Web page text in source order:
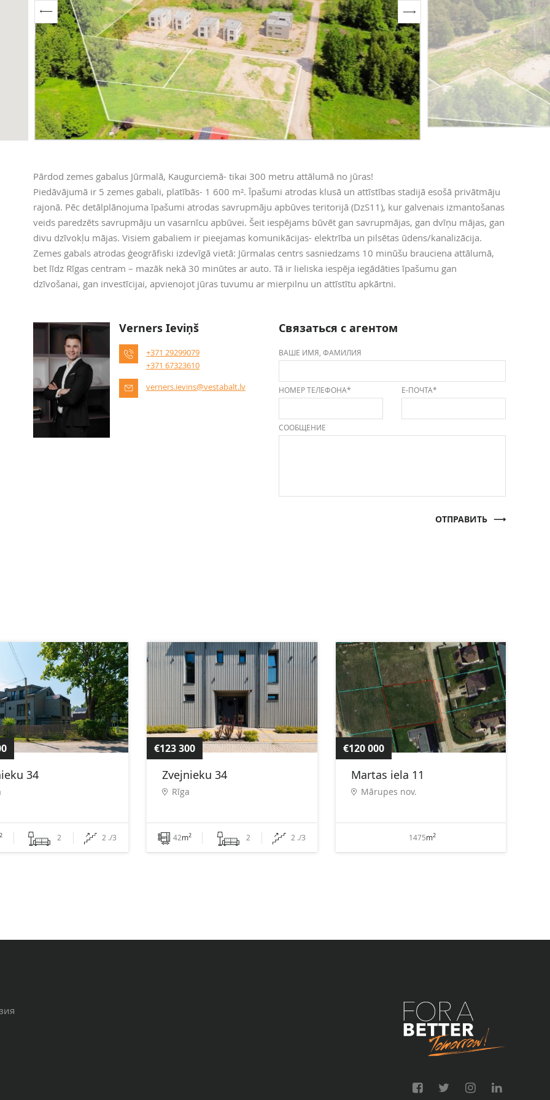
Pārdod zemes gabalus Jūrmalā, Kaugurciemā- tikai 300 metru attālumā no jūras!
Piedāvājumā ir 5 zemes gabali, platībās- 1 600 m². Īpašumi atrodas klusā un attīstības stadijā esošā privātmāju
rajonā. Pēc detālplānojuma īpašumi atrodas savrupmāju apbūves teritorijā (DzS11), kur galvenais izmantošanas
veids paredzēts savrupmāju un vasarnīcu apbūvei. Šeit iespējams būvēt gan savrupmājas, gan dvīņu mājas, gan
divu dzīvokļu mājas. Visiem gabaliem ir pieejamas komunikācijas- elektrība un pilsētas ūdens/kanalizācija.
Zemes gabals atrodas ģeogrāfiski izdevīgā vietā: Jūrmalas centrs sasniedzams 10 minūšu brauciena attālumā,
bet līdz Rīgas centram – mazāk nekā 30 minūtes ar auto. Tā ir lieliska iespēja iegādāties īpašumu gan
dzīvošanai, gan investīcijai, apvienojot jūras tuvumu ar mierpilnu un attīstītu apkārtni.
Verners Ieviņš
+371 29299079
+371 67323610
verners.ievins@vestabalt.lv
Связаться с агентом
ВАШЕ ИМЯ, ФАМИЛИЯ
НОМЕР ТЕЛЕФОНА* Е-ПОЧТА*
СООБЩЕНИЕ
ОТПРАВИТЬ
34
2 2 2 ./3
€123 300
Zvejnieku 34
Rīga
42m2 2 2 ./3
€120 000
Martas iela 11
Mārupes nov.
1475m2